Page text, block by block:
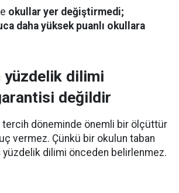
okullar yer değiştirmedi;
daha yüksek puanlı okullara
yüzdelik dilimi
değildir
döneminde önemli bir ölçüttür
vermez. Çünkü bir okulun taban
yüzdelik dilimi önceden belirlenmez.